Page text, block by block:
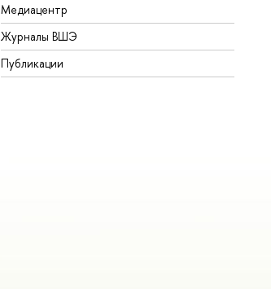
Медиацентр
Журналы ВШЭ
Публикации